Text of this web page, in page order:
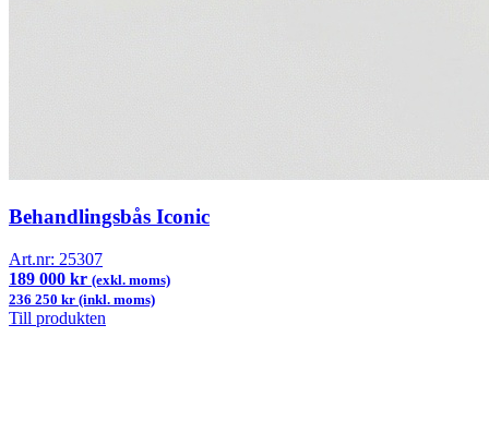
Behandlingsbås Iconic
Art.nr: 25307
189 000 kr (exkl. moms)
236 250 kr (inkl. moms)
Till produkten